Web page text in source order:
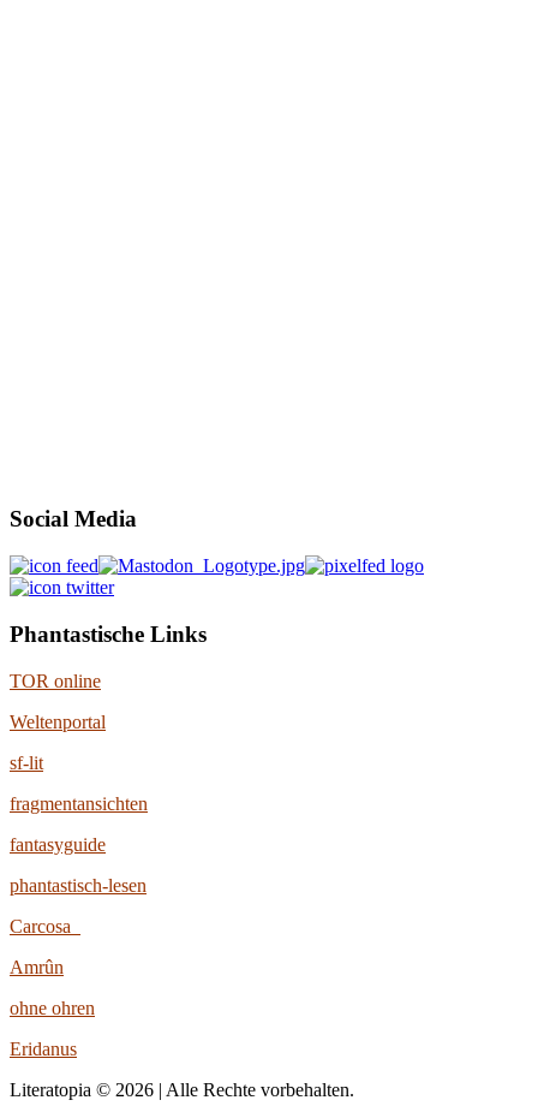
Social Media
Phantastische Links
TOR online
Weltenportal
sf-lit
fragmentansichten
fantasyguide
phantastisch-lesen
Carcosa
Amrûn
ohne ohren
Eridanus
Literatopia © 2026 | Alle Rechte vorbehalten.